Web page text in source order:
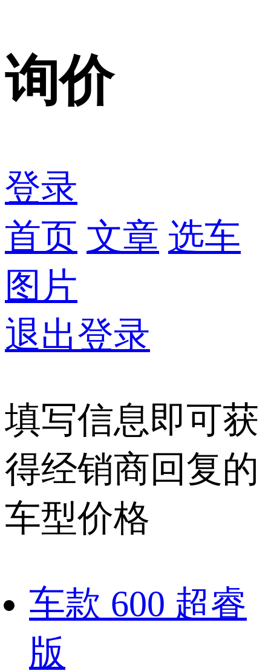
询价
登录
首页 文章 选车
图片
退出登录
填写信息即可获
得经销商回复的
车型价格
车款 600 超睿
版